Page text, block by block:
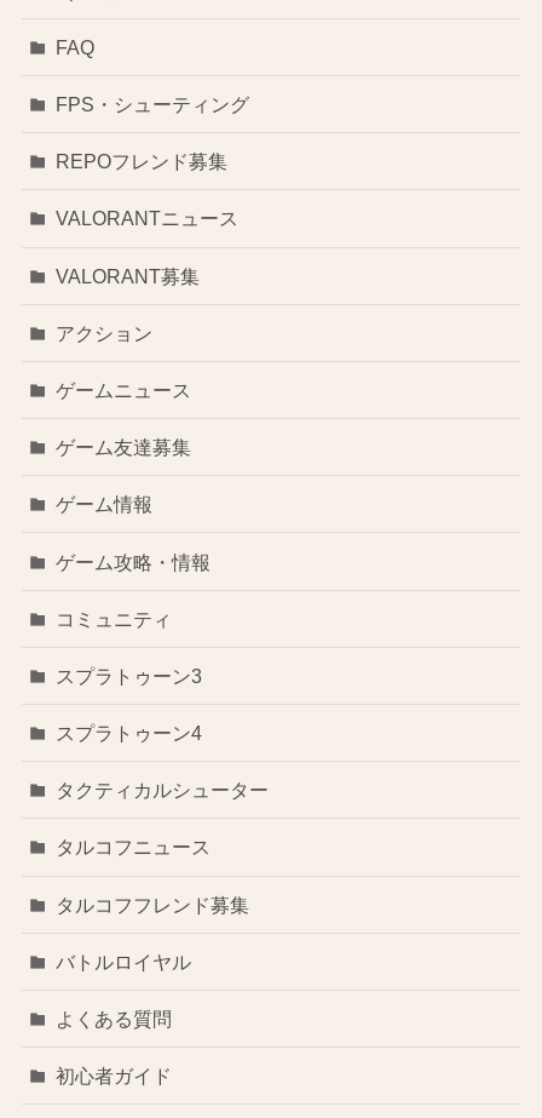
FAQ
FPS・シューティング
REPOフレンド募集
VALORANTニュース
VALORANT募集
アクション
ゲームニュース
ゲーム友達募集
ゲーム情報
ゲーム攻略・情報
コミュニティ
スプラトゥーン3
スプラトゥーン4
タクティカルシューター
タルコフニュース
タルコフフレンド募集
バトルロイヤル
よくある質問
初心者ガイド